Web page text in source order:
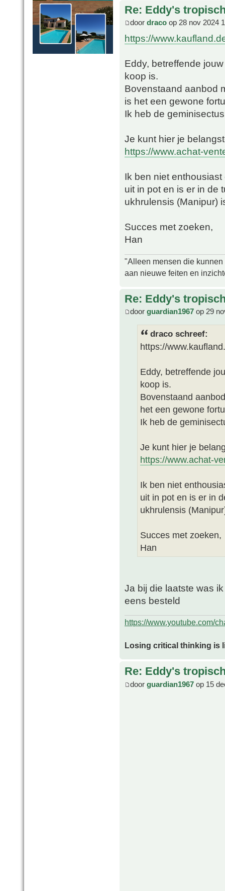
Re: Eddy's
door draco op 28 nov 2024
https://
Eddy, betreffende
koop is.
Bovenstaand aanbod
is het een gewone
Ik heb de
Je kunt hier je
https://www.achat-
Ik ben niet
uit in pot en is er in de
ukhrulensis (Manipur)
Succes met zoeken,
Han
"Alleen mensen die
aan nieuwe feiten en
Re: Eddy's
door guardian1967 op 29
draco schreef:
https://
Eddy, betreffende
koop is.
Bovenstaand
het een gewone
Ik heb de
Je kunt hier je
https://www.achat-
Ik ben niet
uit in pot en is er in
ukhrulensis
Succes met zoeken,
Han
Ja bij die laatste was
eens besteld
https://www.youtube.com/
Losing critical thinking is
Re: Eddy's
door guardian1967 op 15